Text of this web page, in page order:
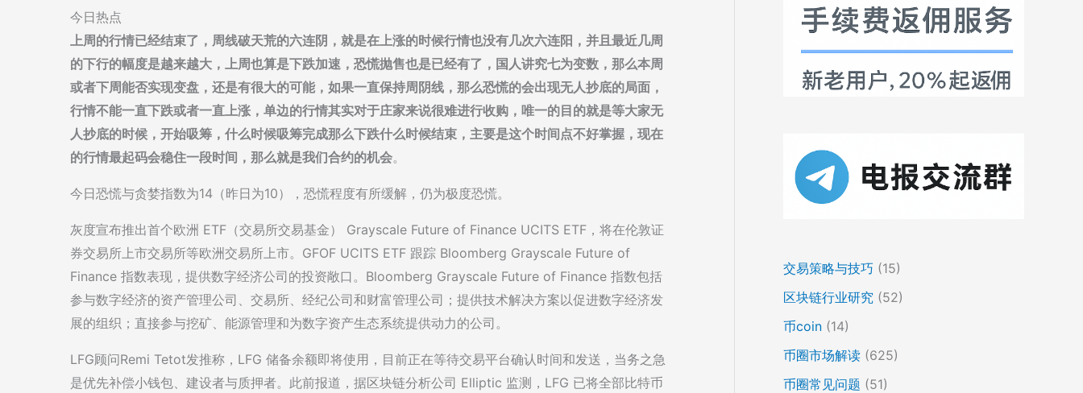
今日热点
上周的行情已经结束了，周线破天荒的六连阴，就是在上涨的时候行情也没有几次六连阳，并且最近几周
的下行的幅度是越来越大，上周也算是下跌加速，恐慌抛售也是已经有了，国人讲究七为变数，那么本周
或者下周能否实现变盘，还是有很大的可能，如果一直保持周阴线，那么恐慌的会出现无人抄底的局面，
行情不能一直下跌或者一直上涨，单边的行情其实对于庄家来说很难进行收购，唯一的目的就是等大家无
人抄底的时候，开始吸筹，什么时候吸筹完成那么下跌什么时候结束，主要是这个时间点不好掌握，现在
的行情最起码会稳住一段时间，那么就是我们合约的机会。
今日恐慌与贪婪指数为14（昨日为10），恐慌程度有所缓解，仍为极度恐慌。
灰度宣布推出首个欧洲 ETF（交易所交易基金） Grayscale Future of Finance UCITS ETF，将在伦敦证
券交易所上市交易所等欧洲交易所上市。GFOF UCITS ETF 跟踪 Bloomberg Grayscale Future of
Finance 指数表现，提供数字经济公司的投资敞口。Bloomberg Grayscale Future of Finance 指数包括
参与数字经济的资产管理公司、交易所、经纪公司和财富管理公司；提供技术解决方案以促进数字经济发
展的组织；直接参与挖矿、能源管理和为数字资产生态系统提供动力的公司。
LFG顾问Remi Tetot发推称，LFG 储备余额即将使用，目前正在等待交易平台确认时间和发送，当务之急
是优先补偿小钱包、建设者与质押者。此前报道，据区块链分析公司 Elliptic 监测，LFG 已将全部比特币
交易策略与技巧 (15)
区块链行业研究 (52)
币coin (14)
币圈市场解读 (625)
币圈常见问题 (51)